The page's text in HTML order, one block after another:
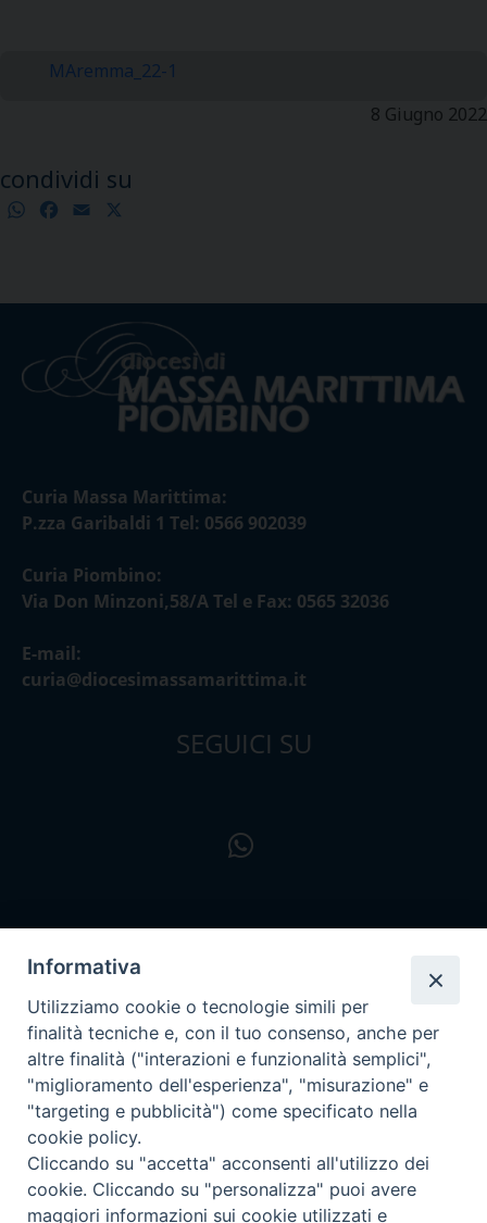
MAremma_22-1
8 Giugno 2022
condividi su
WhatsApp
Facebook
Email
Curia Massa Marittima:
P.zza Garibaldi 1 Tel: 0566 902039
Curia Piombino:
Via Don Minzoni,58/A Tel e Fax: 0565 32036
E-mail:
curia@diocesimassamarittima.it
SEGUICI SU
Informativa
Utilizziamo cookie o tecnologie simili per
finalità tecniche e, con il tuo consenso, anche per
altre finalità ("interazioni e funzionalità semplici",
"miglioramento dell'esperienza", "misurazione" e
"targeting e pubblicità") come specificato nella
cookie policy.
Cliccando su "accetta" acconsenti all'utilizzo dei
cookie. Cliccando su "personalizza" puoi avere
maggiori informazioni sui cookie utilizzati e